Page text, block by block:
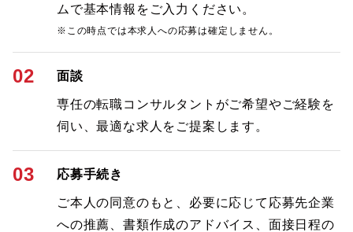
ムで基本情報をご入力ください。
※この時点では本求人への応募は確定しません。
02 面談
専任の転職コンサルタントがご希望やご経験を
伺い、最適な求人をご提案します。
03 応募手続き
ご本人の同意のもと、必要に応じて応募先企業
への推薦、書類作成のアドバイス、面接日程の